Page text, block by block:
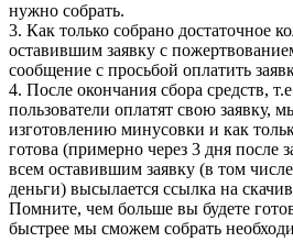
нужно собрать.
3. Как только собрано достаточное
оставившим заявку с
сообщение с просьбой оплатить
4. После окончания сбора средств,
пользователи оплатят свою заявку,
изготовлению минусовки и как
готова (примерно через 3 дня после
всем оставившим заявку (в том
деньги) высылается ссылка на
Помните, чем больше вы будете
быстрее мы сможем собрать